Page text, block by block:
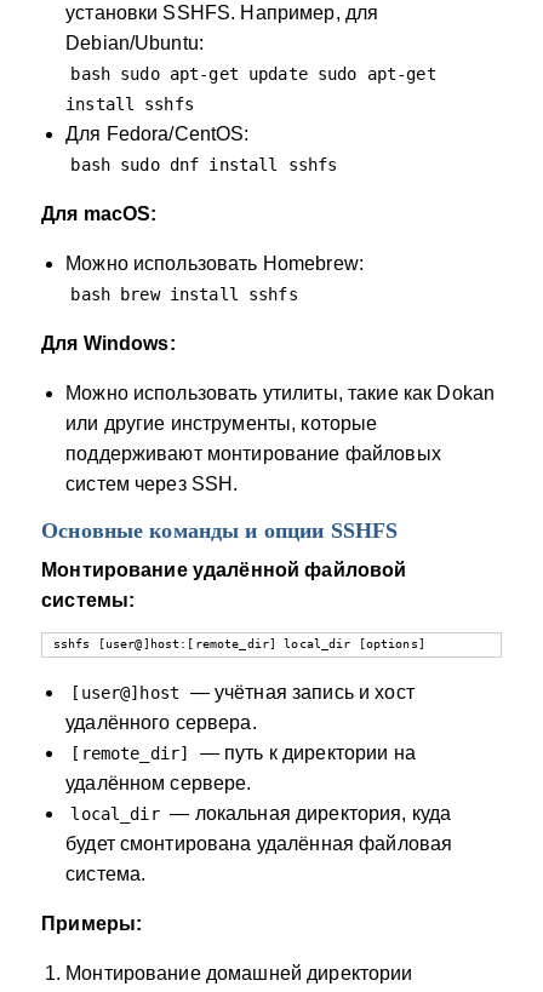
установки SSHFS. Например, для
Debian/Ubuntu:
bash sudo apt-get update sudo apt-get
install sshfs
Для Fedora/CentOS:
bash sudo dnf install sshfs
Для macOS:
Можно использовать Homebrew:
bash brew install sshfs
Для Windows:
Можно использовать утилиты, такие как Dokan
или другие инструменты, которые
поддерживают монтирование файловых
систем через SSH.
Основные команды и опции SSHFS
Монтирование удалённой файловой
системы:
sshfs [user@]host:[remote_dir] local_dir [options]
[user@]host
— учётная запись и хост
удалённого сервера.
[remote_dir]
— путь к директории на
удалённом сервере.
local_dir — локальная директория, куда
будет смонтирована удалённая файловая
система.
Примеры:
Монтирование домашней директории